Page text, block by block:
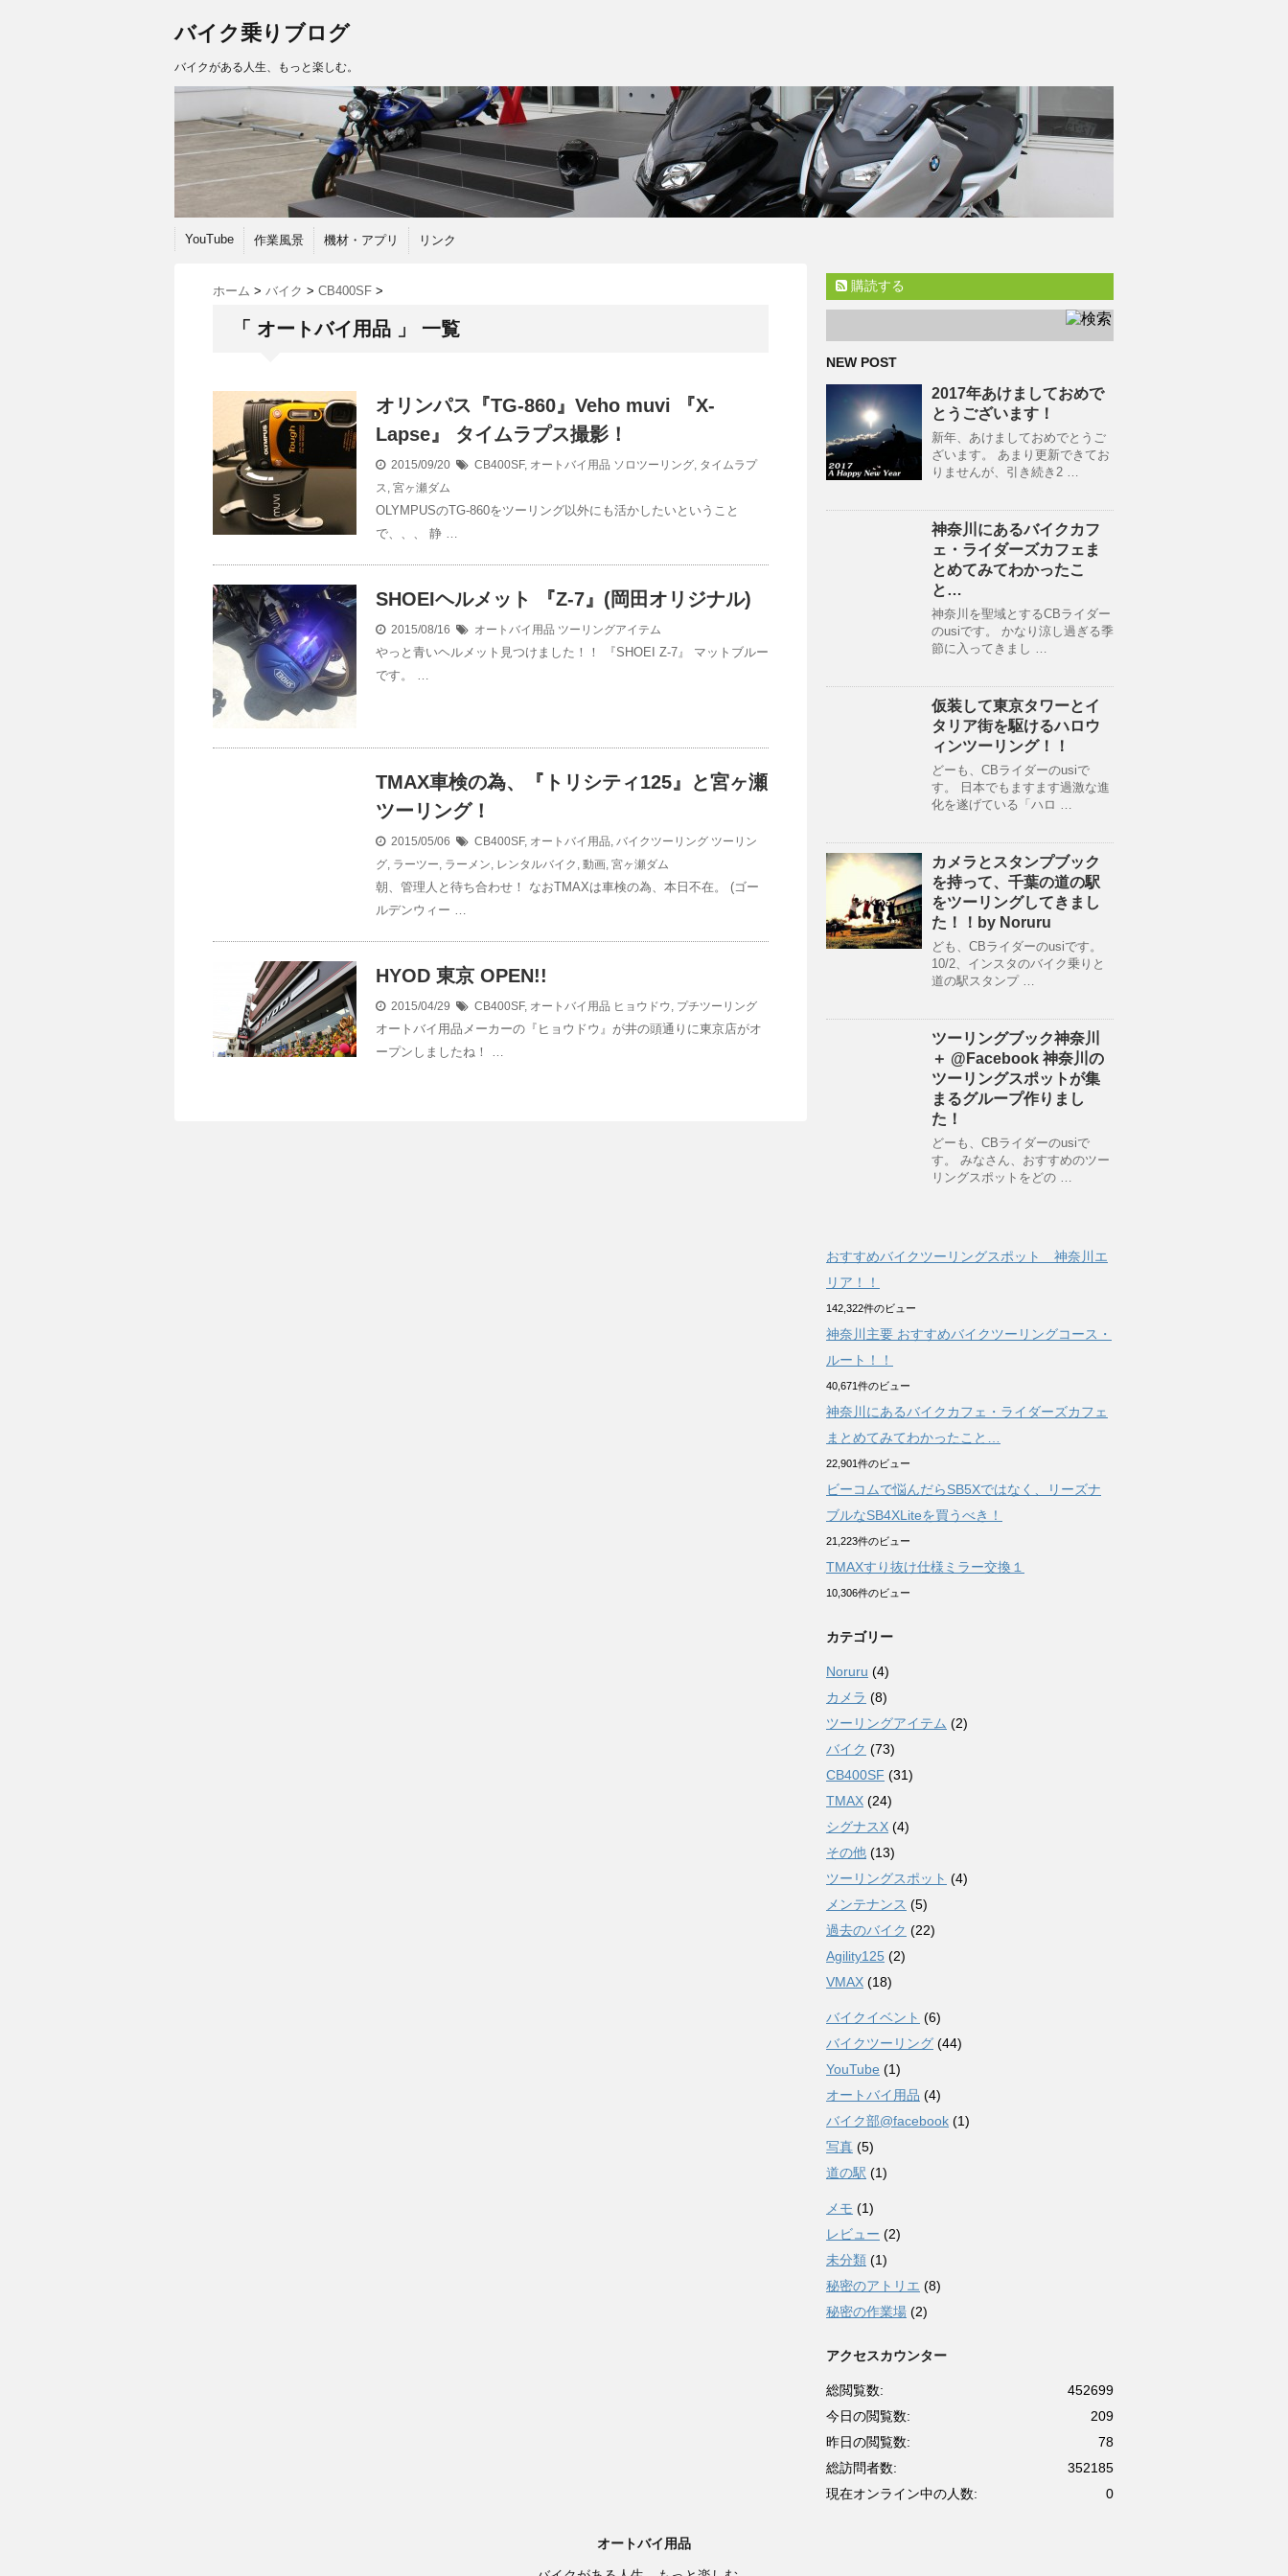
バイク乗りブログ
バイクがある人生、もっと楽しむ。
YouTube 作業風景 機材・アプリ リンク
ホーム > バイク > CB400SF >
「 オートバイ用品 」 一覧
オリンパス『TG-860』Veho muvi 『X-
Lapse』 タイムラプス撮影！
2015/09/20 CB400SF, オートバイ用品 ソロツーリング, タイムラプ
ス, 宮ヶ瀬ダム
OLYMPUSのTG-860をツーリング以外にも活かしたいということ
で、、、 静 …
SHOEIヘルメット 『Z-7』(岡田オリジナル)
2015/08/16 オートバイ用品 ツーリングアイテム
やっと青いヘルメット見つけました！！ 『SHOEI Z-7』 マットブルー
です。 …
TMAX車検の為、『トリシティ125』と宮ヶ瀬
ツーリング！
2015/05/06 CB400SF, オートバイ用品, バイクツーリング ツーリン
グ, ラーツー, ラーメン, レンタルバイク , 動画, 宮ヶ瀬ダム
朝、管理人と待ち合わせ！ なおTMAXは車検の為、本日不在。 (ゴー
ルデンウィー …
HYOD 東京 OPEN!!
2015/04/29 CB400SF, オートバイ用品 ヒョウドウ, プチツーリング
オートバイ用品メーカーの『ヒョウドウ』が井の頭通りに東京店がオ
ープンしましたね！ …
購読する
NEW POST
2017年あけましておめで
とうございます！
新年、あけましておめでとうご
ざいます。 あまり更新できてお
りませんが、引き続き2 …
神奈川にあるバイクカフ
ェ・ライダーズカフェま
とめてみてわかったこ
と…
神奈川を聖域とするCBライダー
のusiです。 かなり涼し過ぎる季
節に入ってきまし …
仮装して東京タワーとイ
タリア街を駆けるハロウ
ィンツーリング！！
どーも、CBライダーのusiで
す。 日本でもますます過激な進
化を遂げている「ハロ …
カメラとスタンプブック
を持って、千葉の道の駅
をツーリングしてきまし
た！！by Noruru
ども、CBライダーのusiです。
10/2、インスタのバイク乗りと
道の駅スタンプ …
ツーリングブック神奈川
＋ @Facebook 神奈川の
ツーリングスポットが集
まるグループ作りまし
た！
どーも、CBライダーのusiで
す。 みなさん、おすすめのツー
リングスポットをどの …
おすすめバイクツーリングスポット 神奈川エ
リア！！
142,322件のビュー
神奈川主要 おすすめバイクツーリングコース・
ルート！！
40,671件のビュー
神奈川にあるバイクカフェ・ライダーズカフェ
まとめてみてわかったこと…
22,901件のビュー
ビーコムで悩んだらSB5Xではなく、リーズナ
ブルなSB4XLiteを買うべき！
21,223件のビュー
TMAXすり抜け仕様ミラー交換１
10,306件のビュー
カテゴリー
Noruru (4)
カメラ (8)
ツーリングアイテム (2)
バイク (73)
CB400SF (31)
TMAX (24)
シグナスX (4)
その他 (13)
ツーリングスポット (4)
メンテナンス (5)
過去のバイク (22)
Agility125 (2)
VMAX (18)
バイクイベント (6)
バイクツーリング (44)
YouTube (1)
オートバイ用品 (4)
バイク部@facebook (1)
写真 (5)
道の駅 (1)
メモ (1)
レビュー (2)
未分類 (1)
秘密のアトリエ (8)
秘密の作業場 (2)
アクセスカウンター
452699
総閲覧数:
209
今日の閲覧数:
78
昨日の閲覧数:
352185
総訪問者数:
0
現在オンライン中の人数:
オートバイ用品